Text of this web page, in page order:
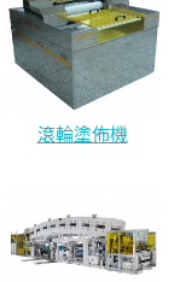
滾輪塗佈機